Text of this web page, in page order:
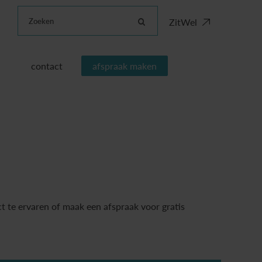
Zoeken ZitWel
contact afspraak maken
te ervaren of maak een afspraak voor gratis